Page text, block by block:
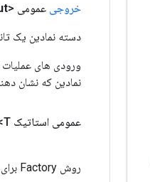
خروجی عمومی <T>
دسته نمادین یک
نمادین که نشان
عمومی استاتیک
روش Factory برای ایجاد کلاسی که عملیات InplaceUpdate جدید را بسته بندی می کند.